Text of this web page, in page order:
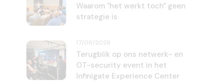
Waarom "het werkt toch" geen
strategie is
17/06/2026
Terugblik op ons netwerk- en
OT-security event in het
Infinigate Experience Center